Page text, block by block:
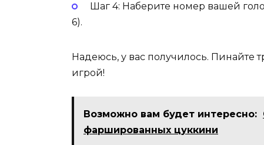
Шаг 4: Наберите номер вашей
6).
Надеюсь, у вас получилось. Пинайте
игрой!
Возможно вам будет интересно:
фаршированных цуккини